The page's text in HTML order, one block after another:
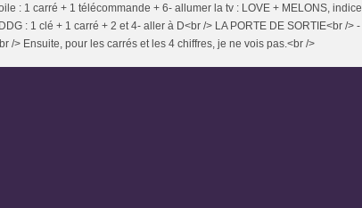
: 1 carré + 1 télécommande + 6- allumer la tv : LOVE + MELONS, indice
: 1 clé + 1 carré + 2 et 4- aller à D<br /> LA PORTE DE SORTIE<br /> -
/> Ensuite, pour les carrés et les 4 chiffres, je ne vois pas.<br />